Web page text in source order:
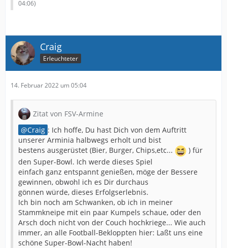
04:06)
Craig
Erleuchteter
14. Februar 2022 um 05:04
Zitat von FSV-Armine
Craig : Ich hoffe, Du hast Dich von dem Auftritt
unserer Arminia halbwegs erholt und bist
bestens ausgerüstet (Bier, Burger, Chips,etc...
) für
den Super-Bowl. Ich werde dieses Spiel
einfach ganz entspannt genießen, möge der Bessere
gewinnen, obwohl ich es Dir durchaus
gönnen würde, dieses Erfolgserlebnis.
Ich bin noch am Schwanken, ob ich in meiner
Stammkneipe mit ein paar Kumpels schaue, oder den
Arsch doch nicht von der Couch hochkriege... Wie auch
immer, an alle Football-Bekloppten hier: Laßt uns eine
schöne Super-Bowl-Nacht haben!